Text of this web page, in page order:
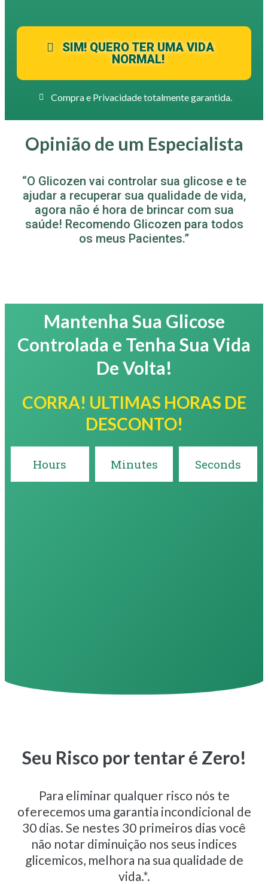
SIM! QUERO TER UMA VIDA
NORMAL!
Compra e Privacidade totalmente garantida.
Opinião de um Especialista
“O Glicozen vai controlar sua glicose e te
ajudar a recuperar sua qualidade de vida,
agora não é hora de brincar com sua
saúde! Recomendo Glicozen para todos
os meus Pacientes.”
Mantenha Sua Glicose
Controlada e Tenha Sua Vida
De Volta!
CORRA! ULTIMAS HORAS DE
DESCONTO!
Hours Minutes Seconds
Seu Risco por tentar é Zero!
Para eliminar qualquer risco nós te
oferecemos uma garantia incondicional de
30 dias. Se nestes 30 primeiros dias você
não notar diminuição nos seus indices
glicemicos, melhora na sua qualidade de
vida.*.